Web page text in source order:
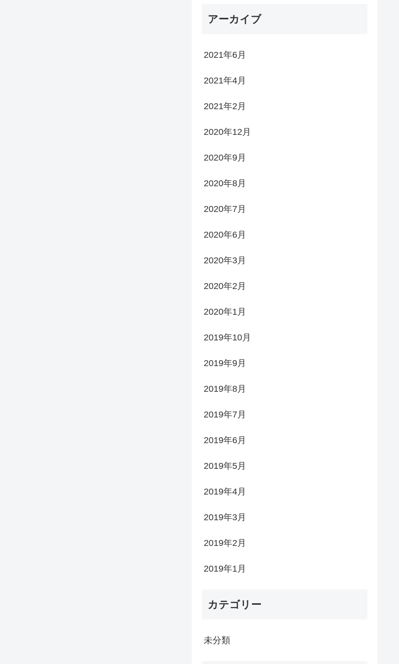
アーカイブ
2021年6月
2021年4月
2021年2月
2020年12月
2020年9月
2020年8月
2020年7月
2020年6月
2020年3月
2020年2月
2020年1月
2019年10月
2019年9月
2019年8月
2019年7月
2019年6月
2019年5月
2019年4月
2019年3月
2019年2月
2019年1月
カテゴリー
未分類